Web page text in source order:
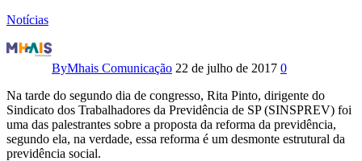
Notícias
10º
Congresso:
Reforma
previdenciária
ByMhais Comunicação 22 de julho de 2017 0
Na tarde do segundo dia de congresso, Rita Pinto, dirigente do
Sindicato dos Trabalhadores da Previdência de SP (SINSPREV) foi
uma das palestrantes sobre a proposta da reforma da previdência,
segundo ela, na verdade, essa reforma é um desmonte estrutural da
previdência social.